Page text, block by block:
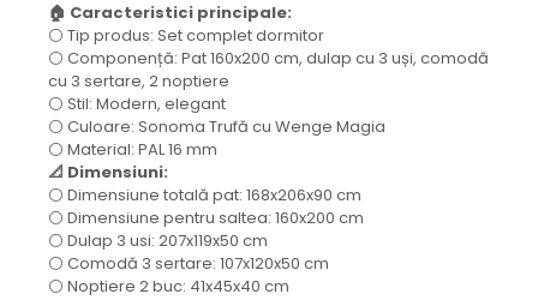
🏠 Caracteristici principale:
⚪ Tip produs: Set complet dormitor
⚪ Componență: Pat 160x200 cm, dulap cu 3 uși, comodă
cu 3 sertare, 2 noptiere
⚪ Stil: Modern, elegant
⚪ Culoare: Sonoma Trufă cu Wenge Magia
⚪ Material: PAL 16 mm
📐 Dimensiuni:
⚪ Dimensiune totală pat: 168x206x90 cm
⚪ Dimensiune pentru saltea: 160x200 cm
⚪ Dulap 3 usi: 207x119x50 cm
⚪ Comodă 3 sertare: 107x120x50 cm
⚪ Noptiere 2 buc: 41x45x40 cm